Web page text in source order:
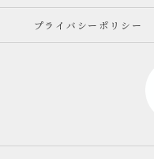
プライバシーポリシー